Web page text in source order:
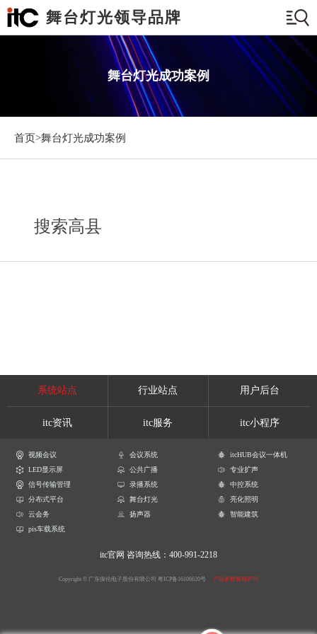
舞台灯光领导品牌
舞台灯光成功案例
首页>舞台灯光成功案例
搜索高县
系统站点 行业站点 用户后台
itc资讯 itc服务 itc小程序
视频会议 会议系统
itcHUB会议一体机
LED显示屏
公共广播
专业扩声
信号传输管理
录播系统
中控系统
分布式平台
舞台灯光
亮化照明
云会务
扬声器
智能建筑
pis车载系统
itc官网 咨询热线：400-991-2218
Copyright © 广东保伦电子股份有限公司 粤ICP备16106620号 产品参数解释声明